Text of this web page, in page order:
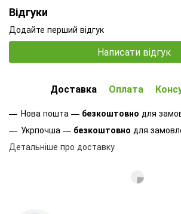
Відгуки
Додайте перший відгук
Написати відгук
Доставка Оплата
Нова пошта — безкоштовно для
Укрпочша — безкоштовно для
Детальніше про доставку